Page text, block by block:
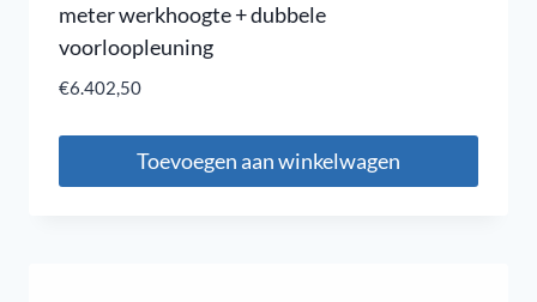
meter werkhoogte + dubbele
voorloopleuning
€6.402,50
Toevoegen aan winkelwagen